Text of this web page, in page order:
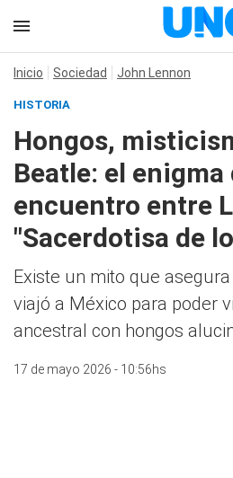
Inicio Sociedad John Lennon
HISTORIA
Hongos,
Beatle: el enigma
encuentro entre
"Sacerdotisa de
Existe un mito que
viajó a México para poder
ancestral con hongos
17 de mayo 2026 - 10:56hs